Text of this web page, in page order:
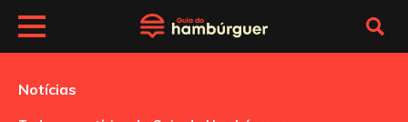
Notícias